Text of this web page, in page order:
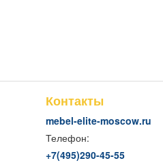
Контакты
mebel-elite-moscow.ru
Телефон:
+7(495)290-45-55